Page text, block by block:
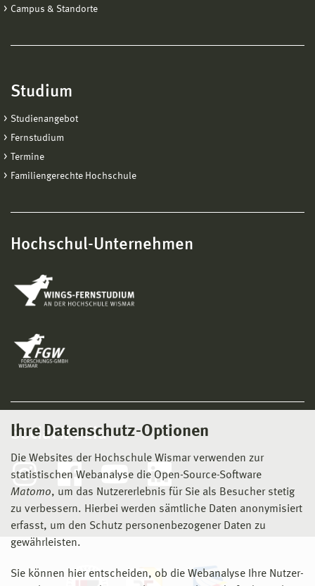
Ihre Datenschutz-Optionen
Die Websites der Hochschule Wismar verwenden zur
statistischen Webanalyse die Open-Source-Software
Matomo, um das Nutzererlebnis für Sie als Besucher stetig
zu verbessern. Hierbei werden sämtliche Daten anonymisiert
erfasst, um den Schutz personenbezogener Daten zu
gewährleisten.
Sie können hier entscheiden, ob die Webanalyse Ihre Nutzer-
Campus & Standorte
Studium
Studienangebot
Fernstudium
Termine
Familiengerechte Hochschule
Hochschul-Unternehmen
Social Media